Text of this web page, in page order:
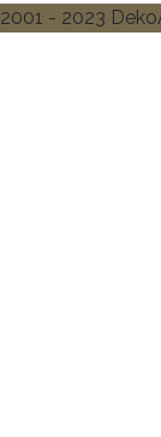
2001 - 2023